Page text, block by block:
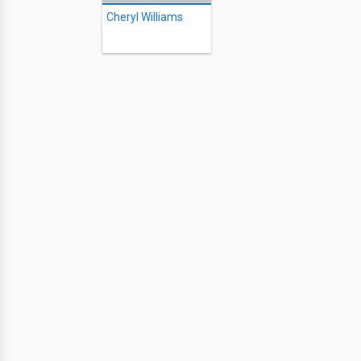
Cheryl Williams